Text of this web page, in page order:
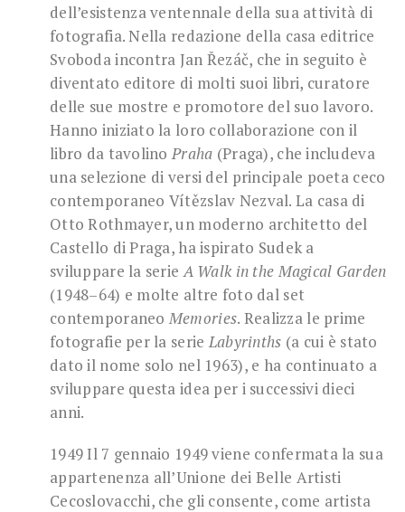
dell’esistenza ventennale della sua attività di
fotografia. Nella redazione della casa editrice
Svoboda incontra Jan Řezáč, che in seguito è
diventato editore di molti suoi libri, curatore
delle sue mostre e promotore del suo lavoro.
Hanno iniziato la loro collaborazione con il
libro da tavolinoPraha (Praga), che includeva
una selezione di versi del principale poeta ceco
contemporaneo Vítězslav Nezval. La casa di
Otto Rothmayer, un moderno architetto del
Castello di Praga, ha ispirato Sudek a
sviluppare la serieA Walk in the Magical Garden
(1948–64) e molte altre foto dal set
contemporaneo Memories. Realizza le prime
fotografie per la serie Labyrinths (a cui è stato
dato il nome solo nel 1963), e ha continuato a
sviluppare questa idea per i successivi dieci
anni.
1949 Il 7 gennaio 1949 viene confermata la sua
appartenenza all’Unione dei Belle Artisti
Cecoslovacchi, che gli consente, come artista